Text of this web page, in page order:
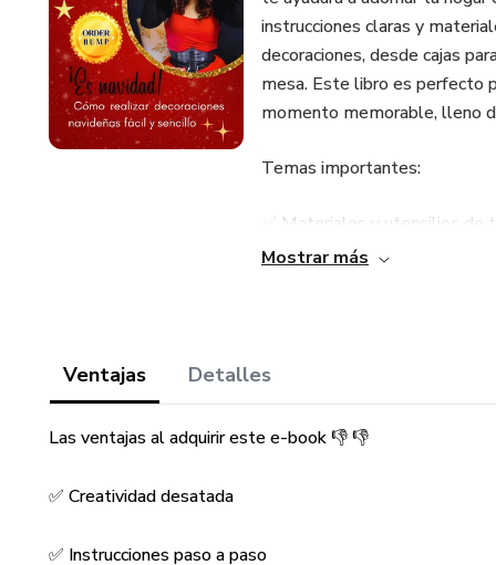
instrucciones claras y
decoraciones, desde cajas
mesa. Este libro es perfecto
momento memorable, lleno
Temas importantes:
✅ Materiales y utensilios de
✅ Libro sorpresa
✅ Bolso elegante
✅ Objetos de paja dorada
Mostrar más
Ventajas Detalles
Las ventajas al adquirir este e-book 👎 👎
✅ Creatividad desatada
✅ Instrucciones paso a paso